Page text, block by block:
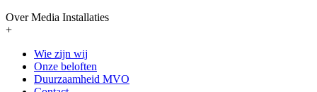
Over Media Installaties
+
Wie zijn wij
Onze beloften
Duurzaamheid MVO